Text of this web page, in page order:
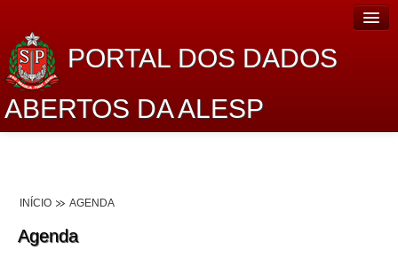
PORTAL DOS DADOS
ABERTOS DA ALESP
Lei de Acesso à Informação
INÍCIO AGENDA
Agenda